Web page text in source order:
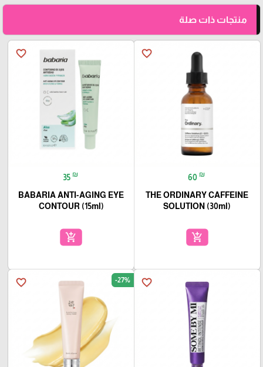
منتجات ذات صلة
favorite_border
60 ₪
THE ORDINARY CAFFEINE
SOLUTION (30ml)
add_shopping_cart
favorite_border
35 ₪
BABARIA ANTI-AGING EYE
CONTOUR (15ml)
add_shopping_cart
favorite_border
favorite_border -27%